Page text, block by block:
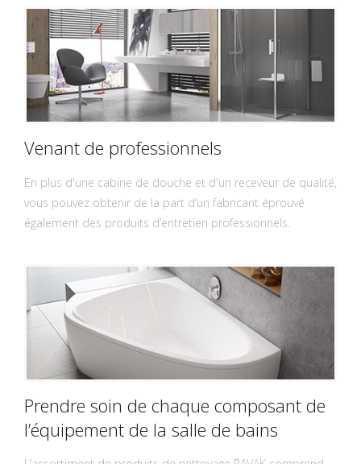
Venant de professionnels
En plus d'une cabine de douche et d'un receveur de qualité,
vous pouvez obtenir de la part d’un fabricant éprouvé
également des produits d’entretien professionnels.
Prendre soin de chaque composant de
l’équipement de la salle de bains